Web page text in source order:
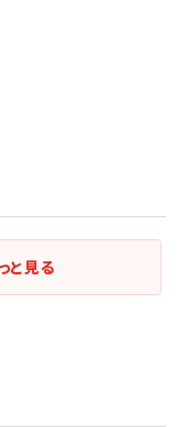
と見る